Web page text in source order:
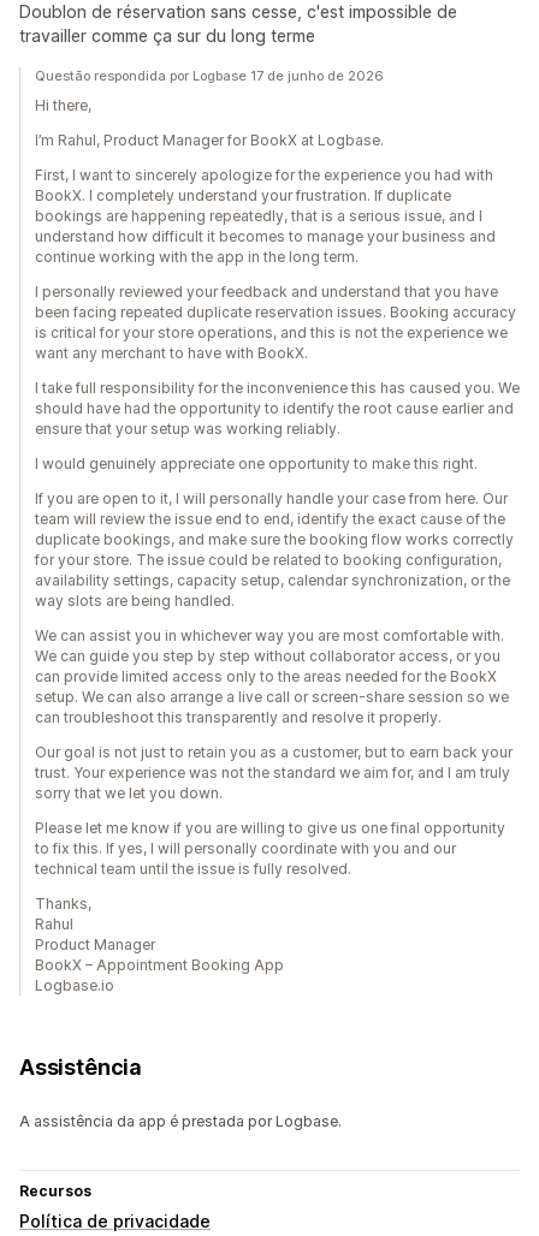
Doublon de réservation sans cesse, c'est impossible de
travailler comme ça sur du long terme
Questão respondida por Logbase 17 de junho de 2026
Hi there,
I’m Rahul, Product Manager for BookX at Logbase.
First, I want to sincerely apologize for the experience you had with
BookX. I completely understand your frustration. If duplicate
bookings are happening repeatedly, that is a serious issue, and I
understand how difficult it becomes to manage your business and
continue working with the app in the long term.
I personally reviewed your feedback and understand that you have
been facing repeated duplicate reservation issues. Booking accuracy
is critical for your store operations, and this is not the experience we
want any merchant to have with BookX.
I take full responsibility for the inconvenience this has caused you. We
should have had the opportunity to identify the root cause earlier and
ensure that your setup was working reliably.
I would genuinely appreciate one opportunity to make this right.
If you are open to it, I will personally handle your case from here. Our
team will review the issue end to end, identify the exact cause of the
duplicate bookings, and make sure the booking flow works correctly
for your store. The issue could be related to booking configuration,
availability settings, capacity setup, calendar synchronization, or the
way slots are being handled.
We can assist you in whichever way you are most comfortable with.
We can guide you step by step without collaborator access, or you
can provide limited access only to the areas needed for the BookX
setup. We can also arrange a live call or screen-share session so we
can troubleshoot this transparently and resolve it properly.
Our goal is not just to retain you as a customer, but to earn back your
trust. Your experience was not the standard we aim for, and I am truly
sorry that we let you down.
Please let me know if you are willing to give us one final opportunity
to fix this. If yes, I will personally coordinate with you and our
technical team until the issue is fully resolved.
Thanks,
Rahul
Product Manager
BookX – Appointment Booking App
Logbase.io
Assistência
A assistência da app é prestada por Logbase.
Recursos
Política de privacidade